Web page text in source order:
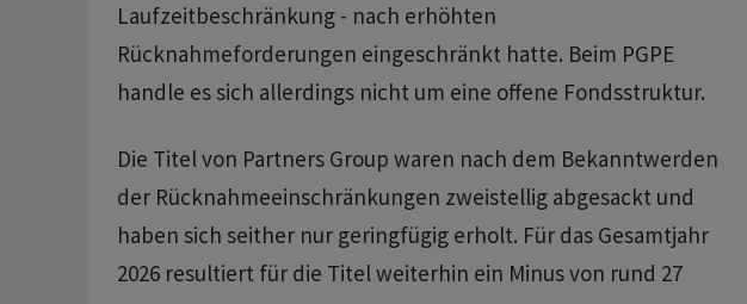
Laufzeitbeschränkung - nach erhöhten
Rücknahmeforderungen eingeschränkt hatte. Beim PGPE
handle es sich allerdings nicht um eine offene Fondsstruktur.
Die Titel von Partners Group waren nach dem Bekanntwerden
der Rücknahmeeinschränkungen zweistellig abgesackt und
haben sich seither nur geringfügig erholt. Für das Gesamtjahr
2026 resultiert für die Titel weiterhin ein Minus von rund 27